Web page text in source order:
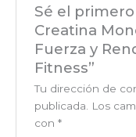
Sé el primero
Creatina
Fuerza y
Fitness”
Tu dirección de
publicada.
Los
con *